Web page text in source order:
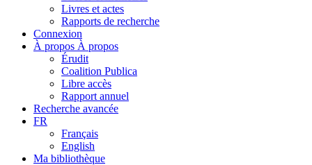
Livres et actes
Rapports de recherche
Connexion
À propos À propos
Érudit
Coalition Publica
Libre accès
Rapport annuel
Recherche avancée
FR
Français
English
Ma bibliothèque